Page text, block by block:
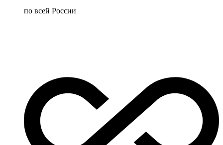
по всей России